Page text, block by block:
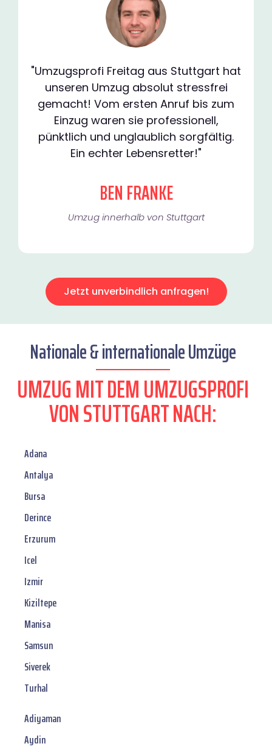
"Umzugsprofi Freitag aus Stuttgart hat
unseren Umzug absolut stressfrei
gemacht! Vom ersten Anruf bis zum
Einzug waren sie professionell,
pünktlich und unglaublich sorgfältig.
Ein echter Lebensretter!"
BEN FRANKE
Umzug innerhalb von Stuttgart​
Jetzt unverbindlich anfragen!
Nationale & internationale Umzüge
UMZUG MIT DEM UMZUGSPROFI
VON STUTTGART NACH:
Adana
Antalya
Bursa
Derince
Erzurum
Icel
Izmir
Kiziltepe
Manisa
Samsun
Siverek
Turhal
Adiyaman
Aydin